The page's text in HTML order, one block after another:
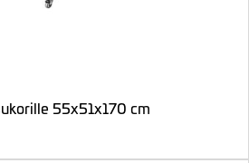
55x51x170 cm